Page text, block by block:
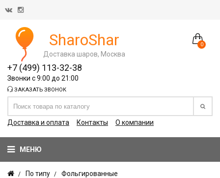
0
SharoShar
Доставка шаров, Москва
+7 (499) 113-32-38
Звонки с 9:00 до 21:00
ЗАКАЗАТЬ ЗВОНОК
Доставка и оплата Контакты О компании
МЕНЮ
По типу
Фольгированные